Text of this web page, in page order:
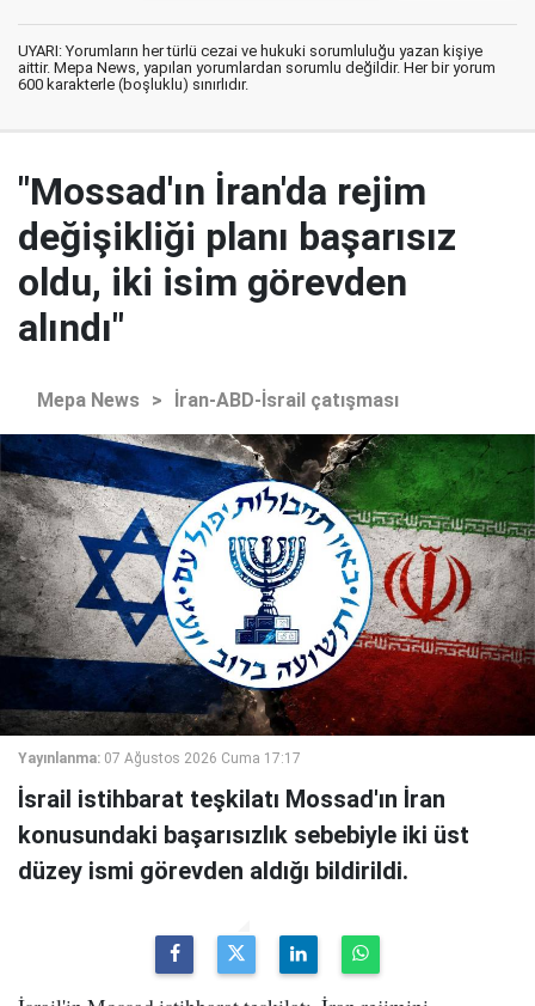
UYARI: Yorumların her türlü cezai ve hukuki sorumluluğu yazan kişiye
aittir. Mepa News, yapılan yorumlardan sorumlu değildir. Her bir yorum
600 karakterle (boşluklu) sınırlıdır.
"Mossad'ın İran'da rejim
değişikliği planı başarısız
oldu, iki isim görevden
alındı"
Mepa News > İran-ABD-İsrail çatışması
Yayınlanma: 07 Ağustos 2026 Cuma 17:17
İsrail istihbarat teşkilatı Mossad'ın İran
konusundaki başarısızlık sebebiyle iki üst
düzey ismi görevden aldığı bildirildi.